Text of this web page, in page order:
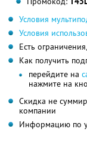
Условия
Условия
Есть ограничения,
Как получить
перейдите на
нажмите на
Скидка не
компании
Информацию по